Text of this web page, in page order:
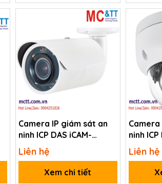
Camera IP giám sát an
ninh ICP DAS iCAM-
ZMR8422X CR
Liên hệ
Xem chi tiết
ninh ICP
Liên hệ